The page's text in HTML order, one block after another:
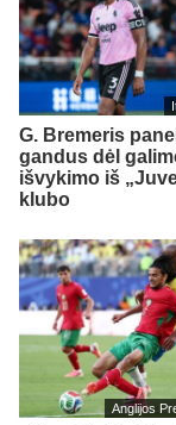
G. Bremeris
gandus dėl
išvykimo iš
klubo
Anglijos